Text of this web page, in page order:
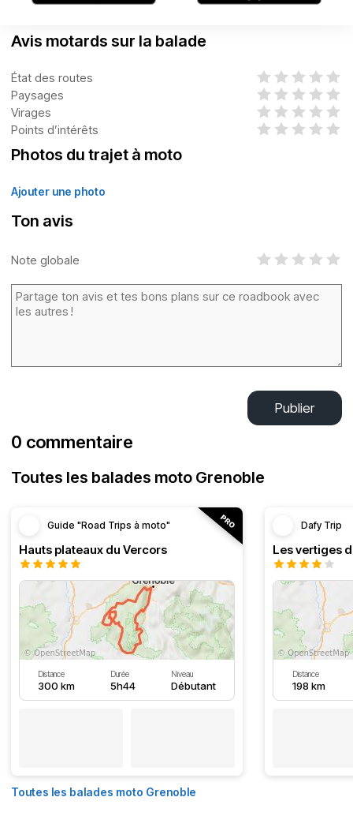
Avis motards sur la balade
État des routes
Paysages
Virages
Points d’intérêts
Photos du trajet à moto
Ajouter une photo
Ton avis
Note globale
Publier
0 commentaire
Toutes les balades moto Grenoble
Guide "Road Trips à moto"
Hauts plateaux du Vercors
Distance
300 km
Durée
5h44
Niveau
Débutant
Dafy Trip
Les vertiges
Distance
198 km
Toutes les balades moto Grenoble